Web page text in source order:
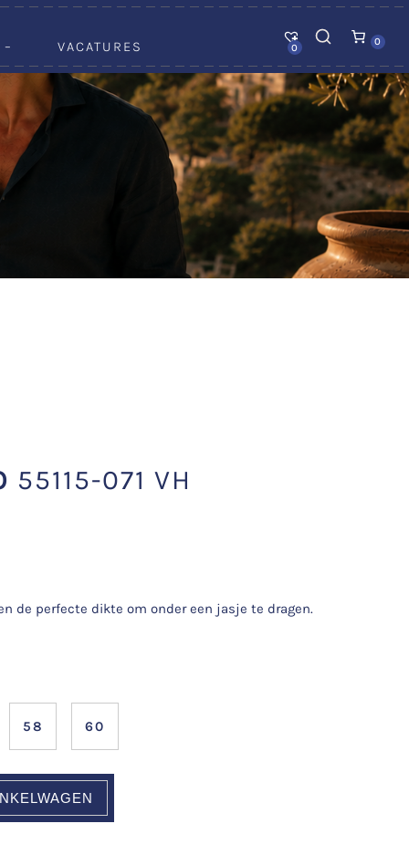
VACATURES 0 0
55115-071 VH
de perfecte dikte om onder een jasje te dragen.
58 60